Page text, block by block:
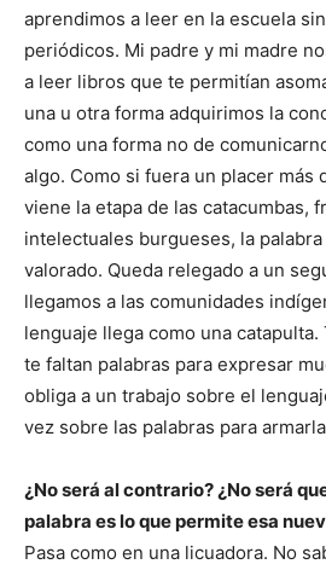
aprendimos a leer en la escuela
periódicos. Mi padre y mi madre
a leer libros que te permitían
una u otra forma adquirimos la
como una forma no de
algo. Como si fuera un placer más
viene la etapa de las catacumbas,
intelectuales burgueses, la
valorado. Queda relegado a un
llegamos a las comunidades
lenguaje llega como una catapulta.
te faltan palabras para expresar
obliga a un trabajo sobre el
vez sobre las palabras para
¿No será al contrario? ¿No será
palabra es lo que permite esa
Pasa como en una licuadora. No